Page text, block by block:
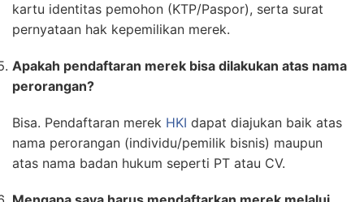
kartu identitas pemohon (KTP/Paspor), serta surat
pernyataan hak kepemilikan merek.
Apakah pendaftaran merek bisa dilakukan atas nama
perorangan?
Bisa. Pendaftaran merek HKI dapat diajukan baik atas
nama perorangan (individu/pemilik bisnis) maupun
atas nama badan hukum seperti PT atau CV.